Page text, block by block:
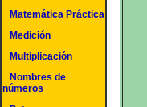
Matemática Práctica
Medición
Multiplicación
Nombres de
números